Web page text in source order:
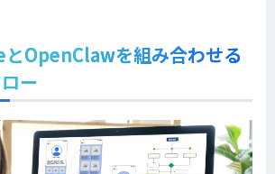
OpenClawを組み合わせる
ー